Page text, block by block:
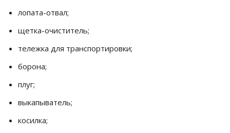
лопата-отвал;
щетка-очиститель;
тележка для транспортировки;
борона;
плуг;
выкапыватель;
косилка;